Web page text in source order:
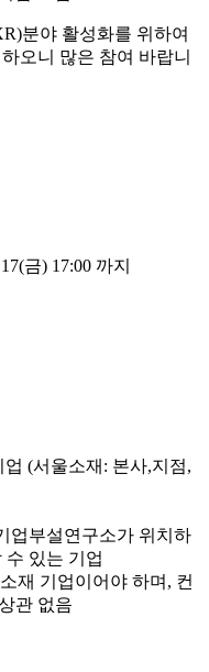
분야 활성화를 위하여
오니 많은 참여 바랍니
금) 17:00 까지
(서울소재: 본사,지점,
업부설연구소가 위치하
있는 기업
재 기업이어야 하며, 컨
관 없음